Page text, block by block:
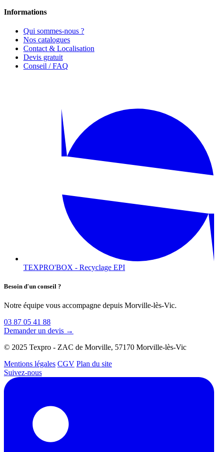
Informations
Qui sommes-nous ?
Nos catalogues
Contact & Localisation
Devis gratuit
Conseil / FAQ
TEXPRO'BOX - Recyclage EPI
Besoin d'un conseil ?
Notre équipe vous accompagne depuis Morville-lès-Vic.
03 87 05 41 88
Demander un devis →
© 2025 Texpro - ZAC de Morville, 57170 Morville-lès-Vic
Mentions légales CGV Plan du site
Suivez-nous